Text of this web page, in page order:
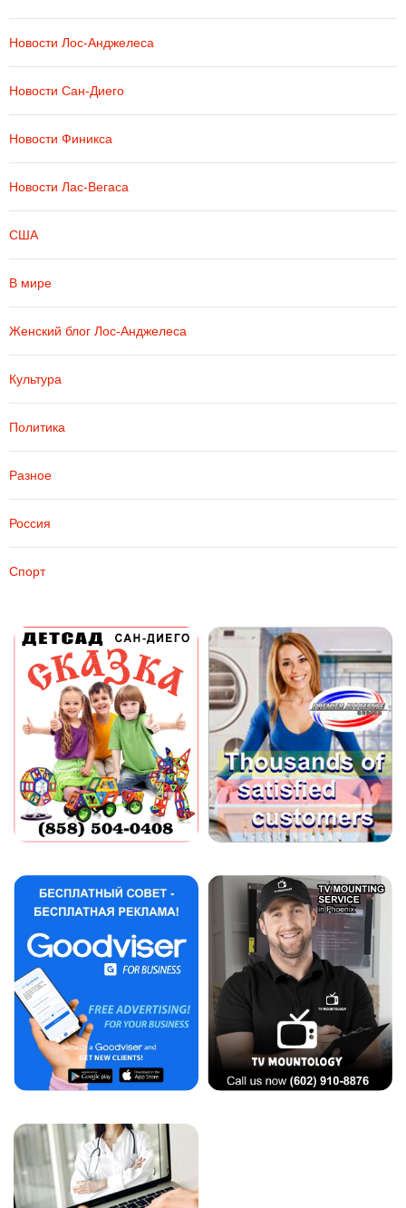
Новости Лос-Анджелеса
Новости Сан-Диего
Новости Финикса
Новости Лас-Вегаса
США
В мире
Женский блог Лос-Анджелеса
Культура
Политика
Разное
Россия
Спорт